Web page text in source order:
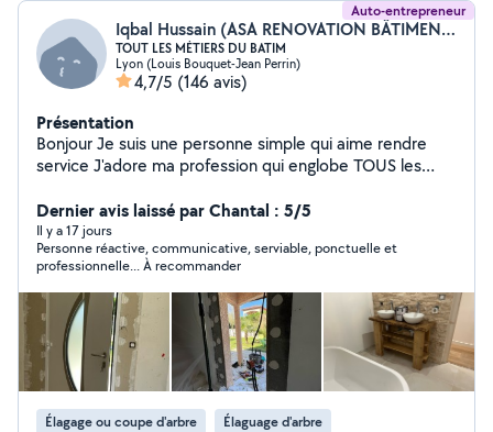
Auto-entrepreneur
Iqbal Hussain (ASA RENOVATION BÂTIMENT)
TOUT LES MÉTIERS DU BATIM
Lyon (Louis Bouquet-Jean Perrin)
4,7/5 (146 avis)
Présentation
Bonjour Je suis une personne simple qui aime rendre
service J'adore ma profession qui englobe TOUS les
plus de 20 ans En passant par les choses les plus
simples aux plus complexes je saurais vous donner
entière satisfaction et bien plus encore Passionné
d'électronique et de bricolage avec création de
meubles en tout genre, j'aime également la photo vidéo
ainsi que l'aquariophilie Au plaisir de vous connaître
Dernier avis laissé par Chantal : 5/5
Il y a 17 jours
Personne réactive, communicative, serviable, ponctuelle et
professionnelle... À recommander
Élagage ou coupe d'arbre Élaguage d'arbre